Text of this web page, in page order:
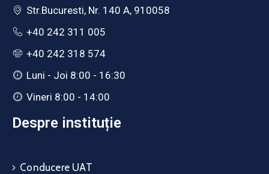
Str.Bucuresti, Nr. 140 A, 910058
+40 242 311 005
+40 242 318 574
Luni - Joi 8:00 - 16:30
Vineri 8:00 - 14:00
Despre instituție
Conducere UAT